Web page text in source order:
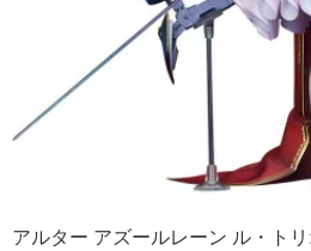
アルター アズールレーン ル・ト